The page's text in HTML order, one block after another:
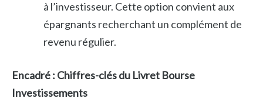
à l’investisseur. Cette option convient aux
épargnants recherchant un complément de
revenu régulier.
Encadré : Chiffres-clés du Livret Bourse
Investissements